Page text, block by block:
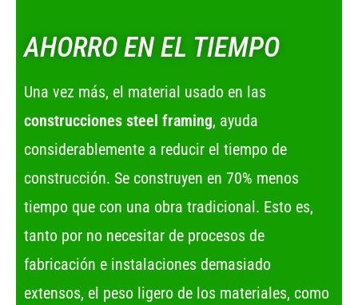
AHORRO EN EL TIEMPO
Una vez más, el material usado en las
construcciones steel framing, ayuda
considerablemente a reducir el tiempo de
construcción. Se construyen en 70% menos
tiempo que con una obra tradicional. Esto es,
tanto por no necesitar de procesos de
fabricación e instalaciones demasiado
extensos, el peso ligero de los materiales, como